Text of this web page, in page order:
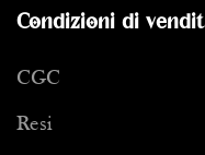
Condizioni di
CGC
Resi